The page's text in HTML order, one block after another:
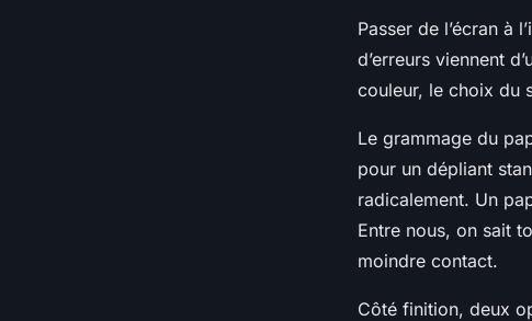
Passer de l’écran à
d’erreurs viennent
couleur, le choix du
Le grammage du
pour un dépliant
radicalement. Un
Entre nous, on sait
moindre contact.
Côté finition, deux